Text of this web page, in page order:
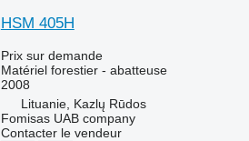
HSM 405H
Prix sur demande
Matériel forestier - abatteuse
2008
Lituanie, Kazlų Rūdos
Fomisas UAB company
Contacter le vendeur